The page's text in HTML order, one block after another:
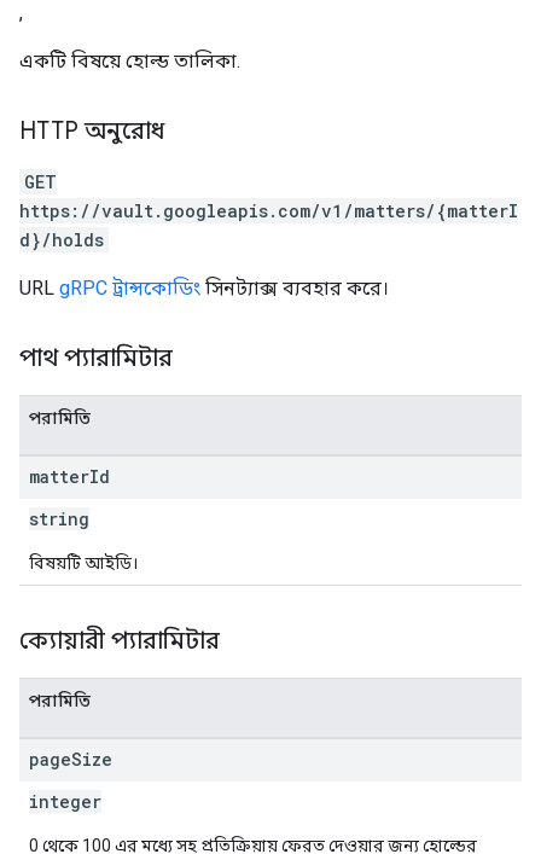
,
একটি বিষয়ে হোল্ড তালিকা.
HTTP অনুরোধ
GET
https://vault.googleapis.com/v1/matters/{matterI
d}/holds
URL gRPC ট্রান্সকোডিং সিনট্যাক্স ব্যবহার করে।
পাথ প্যারামিটার
পরামিতি
matterId
string
বিষয়টি আইডি।
ক্যোয়ারী প্যারামিটার
পরামিতি
pageSize
integer
0 থেকে 100 এর মধ্যে সহ প্রতিক্রিয়ায় ফেরত দেওয়ার জন্য হোল্ডের